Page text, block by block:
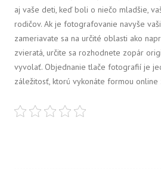
aj vaše deti, keď boli o niečo mladšie,
rodičov. Ak je fotografovanie navyše
zameriavate sa na určité oblasti ako
zvieratá, určite sa rozhodnete zopár
vyvolať. Objednanie tlače fotografií je
záležitosť, ktorú vykonáte formou